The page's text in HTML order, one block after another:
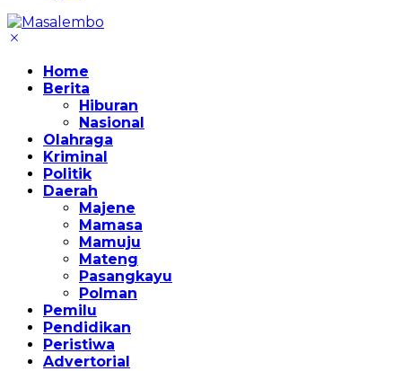
Home
Berita
Hiburan
Nasional
Olahraga
Kriminal
Politik
Daerah
Majene
Mamasa
Mamuju
Mateng
Pasangkayu
Polman
Pemilu
Pendidikan
Peristiwa
Advertorial